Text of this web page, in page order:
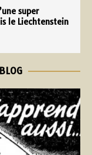
super
le Liechtenstein